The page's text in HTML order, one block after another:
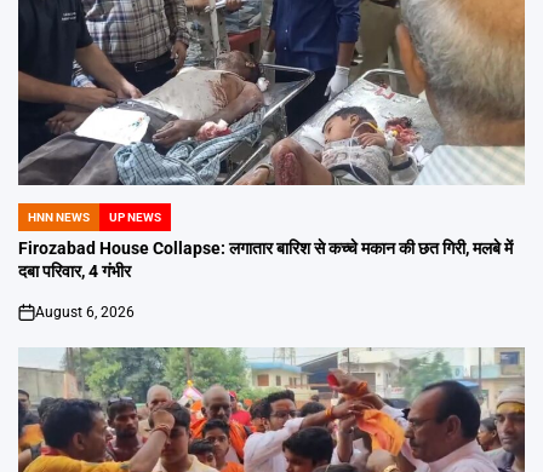
POSTED
IN
HNN NEWS UP NEWS
Firozabad House Collapse: लगातार बारिश से कच्चे मकान की छत गिरी, मलबे में
दबा परिवार, 4 गंभीर
on
August 6, 2026